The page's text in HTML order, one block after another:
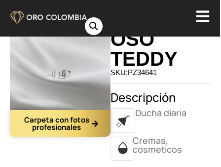
Carpeta con fotos
profesionales
OSO
TEDDY
SKU:PZ34641
Descripción
Ducha diaria
Cremas,
cosmeticos